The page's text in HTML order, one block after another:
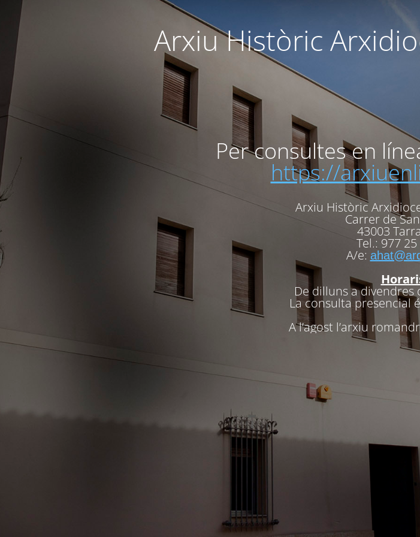
Arxiu Històric
Per consultes en
https://
Arxiu Històric
Carrer de
43003
Tel.: 977
A/e:
De dilluns a divendres
La consulta presencial
A l’agost l’arxiu